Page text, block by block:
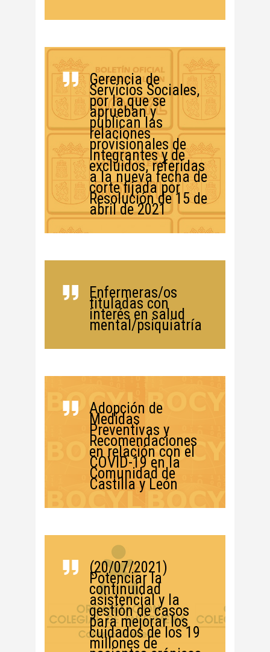
Gerencia de
Servicios Sociales,
por la que se
aprueban y
publican las
relaciones
provisionales de
integrantes y de
excluidos, referidas
a la nueva fecha de
corte fijada por
Resolución de 15 de
abril de 2021
Enfermeras/os
tituladas con
interés en salud
mental/psiquiatría
Adopción de
Medidas
Preventivas y
Recomendaciones
en relación con el
COVID-19 en la
Comunidad de
Castilla y León
(20/07/2021)
Potenciar la
continuidad
asistencial y la
gestión de casos
para mejorar los
cuidados de los 19
millones de